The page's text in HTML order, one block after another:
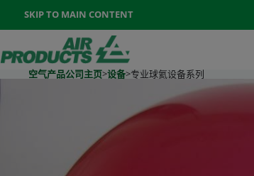
SKIP TO MAIN CONTENT
Once the menu is open you can move
400-888-7662 联系我们
Go To Home Page
空气产品公司主页>设备>专业球氦设备系列